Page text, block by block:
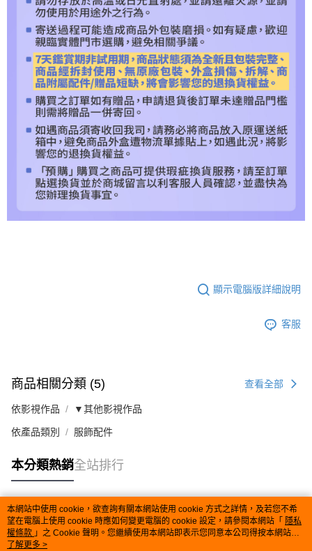
顯示電腦版詳細說明
客服
商品相關分類 (5) 查看全部
依影視作品 ▼其他影視作品
依產品類別 服飾配件
本分類熱銷全站排行
熱門標籤
本網站中使用 cookie，欲查詢有關本網站使用 cookie 方式之詳情，及若您不希
望在電腦上使用 cookie 時應如何變更電腦的 cookie 設定，請參閱本網站「 隱私
權條款 」之 Cookie 聲明。您繼續使用本網站即表示您同意本公司得按本網站使
用條款之 Cookie 聲明使用 cookie。
了解更多 >